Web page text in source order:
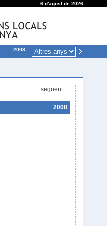
6 d'agost de 2026
2008
següent
2008